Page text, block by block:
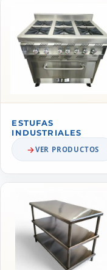
ESTUFAS
INDUSTRIALES
VER PRODUCTOS